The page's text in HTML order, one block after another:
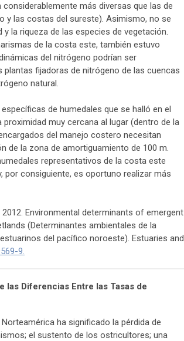
más diversas que las de
y las costas del sureste). Asimismo, no se
la riqueza de las especies de vegetación.
de la costa este, también estuvo
del nitrógeno podrían ser
fijadoras de nitrógeno de las cuencas
natural.
de humedales que se halló en el
muy cercana al lugar (dentro de la
del manejo costero necesitan
de la zona de amortiguamiento de 100 m.
representativos de la costa este
por consiguiente, es oportuno realizar más
2012. Environmental determinants of emergent
(Determinantes ambientales de la
del pacífico noroeste). Estuaries and
9.
las Diferencias Entre las Tasas de
ha significado la pérdida de
el sustento de los ostricultores; una